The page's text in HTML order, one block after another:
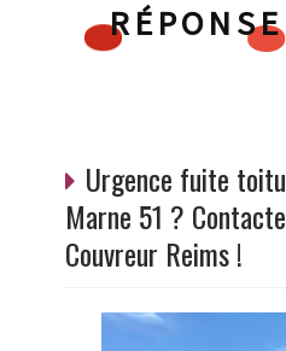
Urgence fuite
Marne 51 ?
Couvreur Reims !